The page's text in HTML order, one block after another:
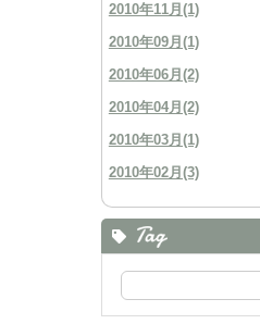
2010年11月(1)
2010年09月(1)
2010年06月(2)
2010年04月(2)
2010年03月(1)
2010年02月(3)